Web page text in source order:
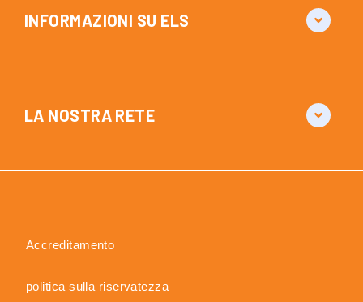
INFORMAZIONI SU ELS
LA NOSTRA RETE
Accreditamento
politica sulla riservatezza